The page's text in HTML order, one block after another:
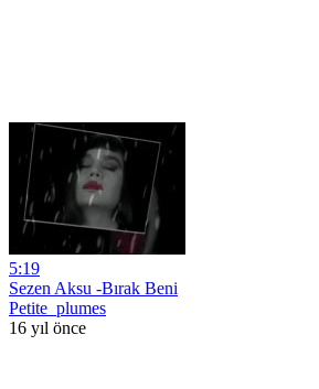
5:19
Sezen Aksu -Bırak Beni
Petite_plumes
16 yıl önce